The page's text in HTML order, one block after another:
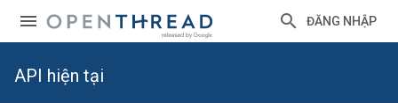
ĐĂNG NHẬP
API hiện tại